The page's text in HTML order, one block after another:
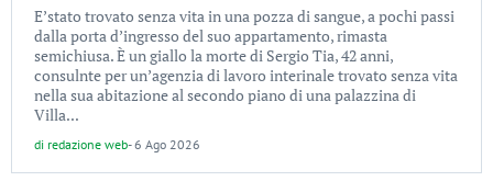
E’stato trovato senza vita in una pozza di sangue, a pochi passi
dalla porta d’ingresso del suo appartamento, rimasta
semichiusa. È un giallo la morte di Sergio Tia, 42 anni,
consulnte per un’agenzia di lavoro interinale trovato senza vita
nella sua abitazione al secondo piano di una palazzina di
Villa...
di redazione web-6 Ago 2026